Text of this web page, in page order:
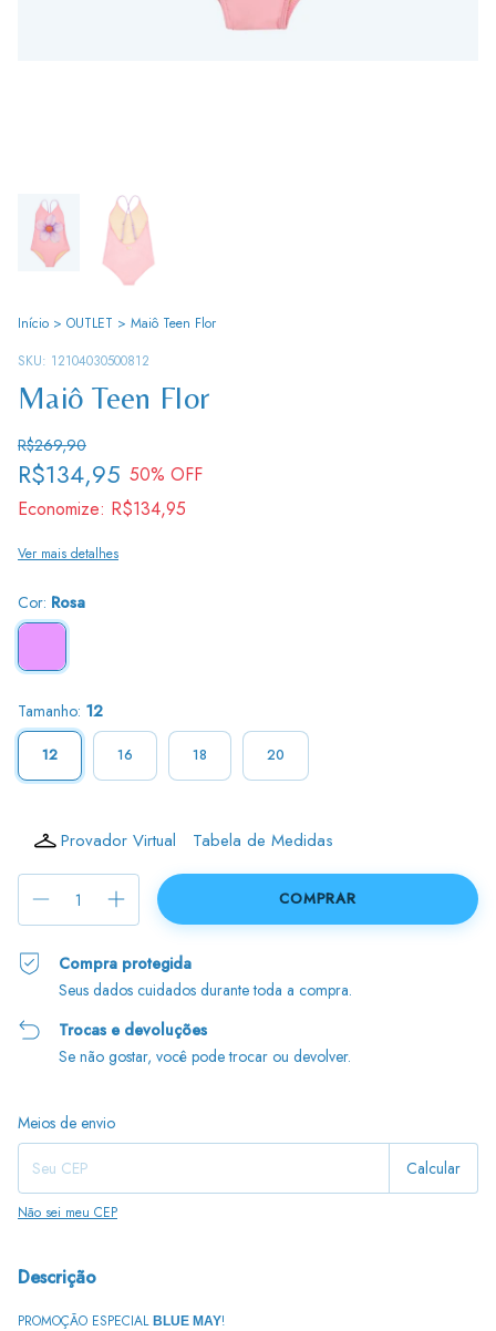
Início > OUTLET > Maiô Teen Flor
SKU: 12104030500812
Maiô Teen Flor
R$269,90
R$134,95 50% OFF
Economize: R$134,95
Ver mais detalhes
Cor: Rosa
Tamanho: 12
12 16 18 20
Provador Virtual Tabela de Medidas
Compra protegida
Seus dados cuidados durante toda a compra.
Trocas e devoluções
Se não gostar, você pode trocar ou devolver.
Entregas para o CEP:
Meios de envio
Calcular
Não sei meu CEP
Descrição
PROMOÇÃO ESPECIAL BLUE MAY!